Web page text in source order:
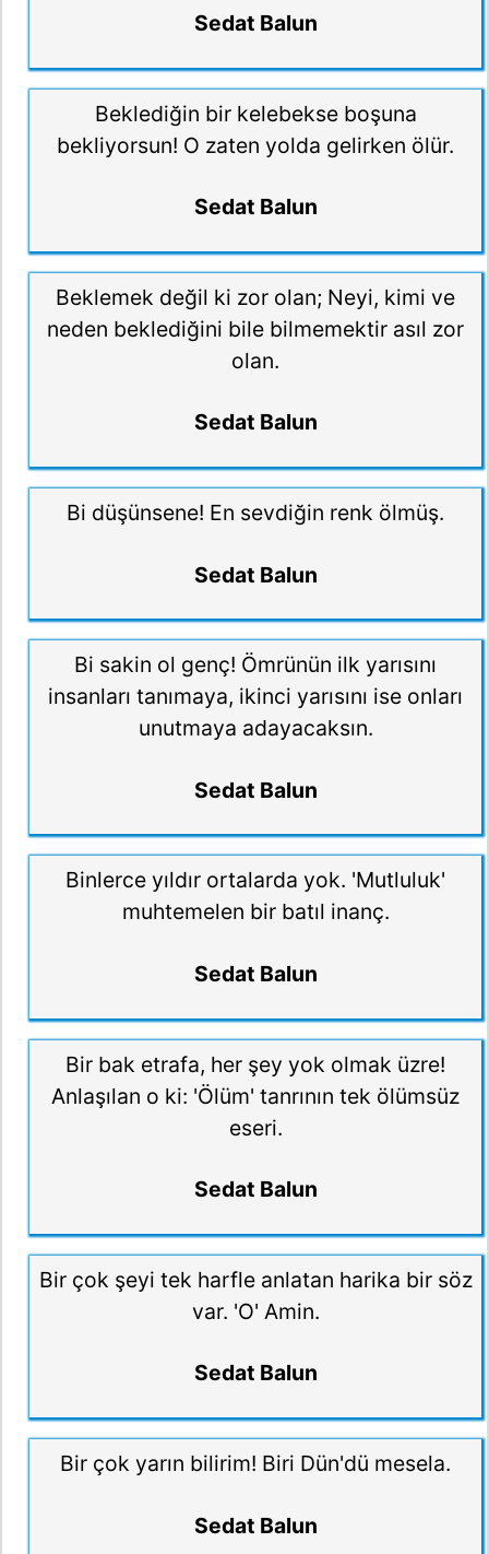
Sedat Balun
Beklediğin bir kelebekse boşuna
bekliyorsun! O zaten yolda gelirken ölür.
Sedat Balun
Beklemek değil ki zor olan; Neyi, kimi ve
neden beklediğini bile bilmemektir asıl zor
olan.
Sedat Balun
Bi düşünsene! En sevdiğin renk ölmüş.
Sedat Balun
Bi sakin ol genç! Ömrünün ilk yarısını
insanları tanımaya, ikinci yarısını ise onları
unutmaya adayacaksın.
Sedat Balun
Binlerce yıldır ortalarda yok. 'Mutluluk'
muhtemelen bir batıl inanç.
Sedat Balun
Bir bak etrafa, her şey yok olmak üzre!
Anlaşılan o ki: 'Ölüm' tanrının tek ölümsüz
eseri.
Sedat Balun
Bir çok şeyi tek harfle anlatan harika bir söz
var. 'O' Amin.
Sedat Balun
Bir çok yarın bilirim! Biri Dün'dü mesela.
Sedat Balun